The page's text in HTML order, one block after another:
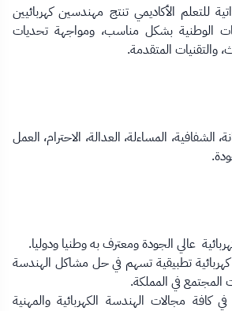
للتعلم الأكاديمي تنتج مهندسين كهربائيين
الوطنية بشكل مناسب، ومواجهة تحديات
والتقنيات المتقدمة.
الشفافية، المساءلة، العدالة، الاحترام، العمل
تطبيقية تسهم في حل مشاكل الهندسة
المجتمع في المملكة.
في كافة مجالات الهندسة الكهربائية والمهنية